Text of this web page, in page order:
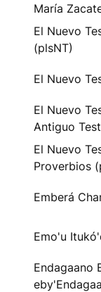
María
El Nuevo
(plsNT)
El Nuevo
El Nuevo
Antiguo
El Nuevo
Proverbios
Emberá
Emo'u
Endagaano